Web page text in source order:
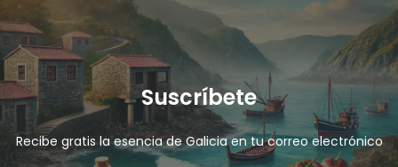
Suscríbete
Recibe gratis la esencia de Galicia en tu correo electrónico